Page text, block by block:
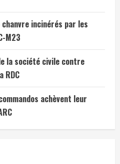
chanvre incinérés par les
M23
la société civile contre
RDC
achèvent leur